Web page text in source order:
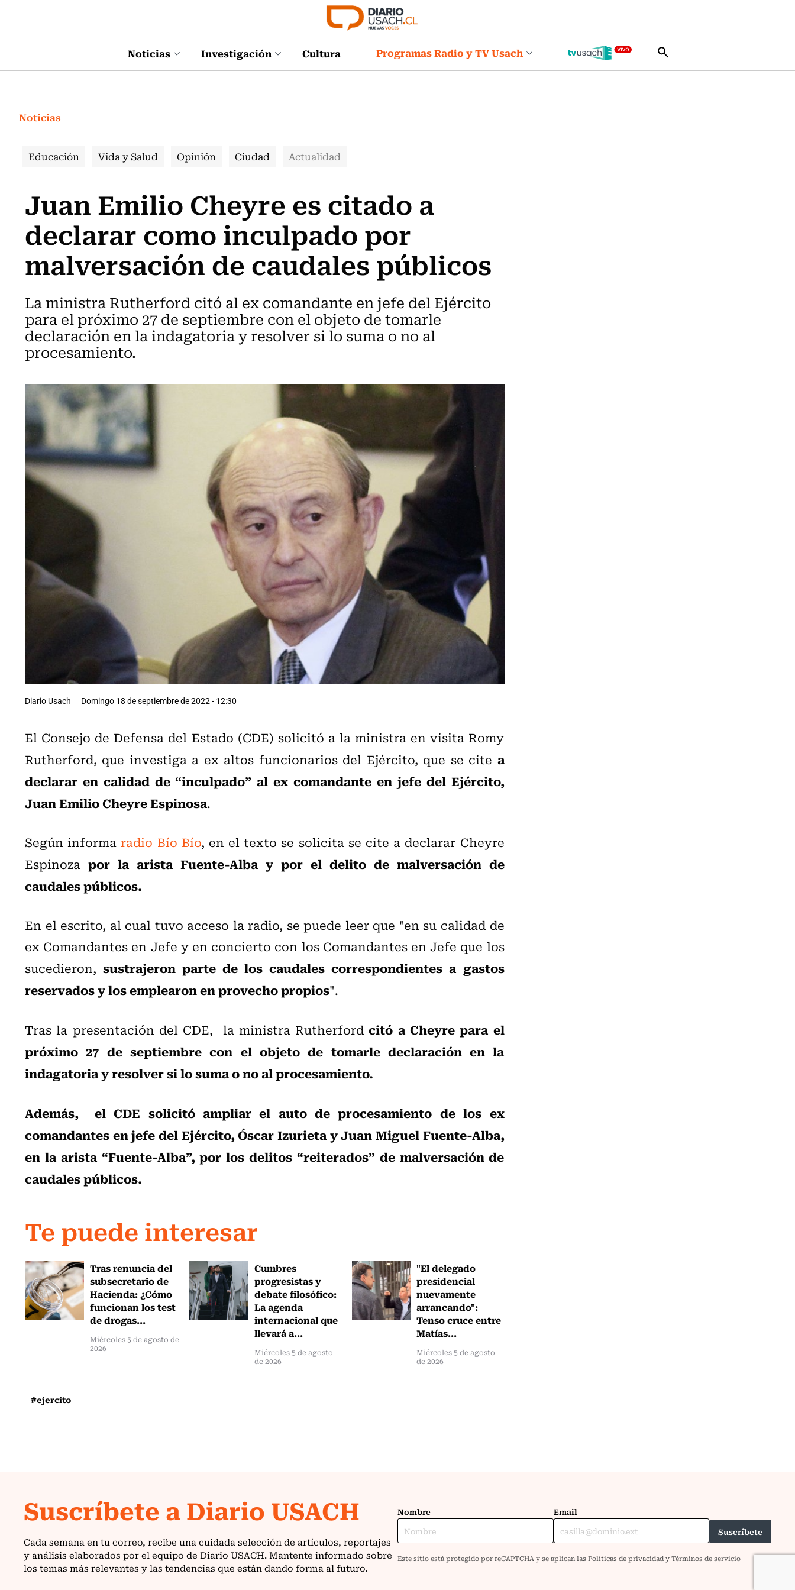
Noticias Investigación Cultura Programas Radio y TV Usach
Noticias
Educación Vida y Salud Opinión Ciudad Actualidad
Juan Emilio Cheyre es citado a
declarar como inculpado por
malversación de caudales públicos
La ministra Rutherford citó al ex comandante en jefe del Ejército
para el próximo 27 de septiembre con el objeto de tomarle
declaración en la indagatoria y resolver si lo suma o no al
procesamiento.
Diario Usach Domingo 18 de septiembre de 2022 - 12:30
El Consejo de Defensa del Estado (CDE) solicitó a la ministra en visita Romy
Rutherford, que investiga a ex altos funcionarios del Ejército, que se cite a
declarar en calidad de “inculpado” al ex comandante en jefe del Ejército,
Juan Emilio Cheyre Espinosa.
Según informaradio Bío Bío, en el texto se solicita se cite a declarar Cheyre
Espinoza por la arista Fuente-Alba y por el delito de malversación de
caudales públicos.
En el escrito, al cual tuvo acceso la radio, se puede leer que "en su calidad de
ex Comandantes en Jefe y en concierto con los Comandantes en Jefe que los
sucedieron,sustrajeron parte de los caudales correspondientes a gastos
reservados y los emplearon en provecho propios".
Tras la presentación del CDE, la ministra Rutherfordcitó a Cheyre para el
próximo 27 de septiembre con el objeto de tomarle declaración en la
indagatoria y resolver si lo suma o no al procesamiento.
Además, el CDE solicitó ampliar el auto de procesamiento de los ex
comandantes en jefe del Ejército, Óscar Izurieta y Juan Miguel Fuente-Alba,
en la arista “Fuente-Alba”, por los delitos “reiterados” de malversación de
caudales públicos.
Te puede interesar
Tras renuncia del
subsecretario de
Hacienda: ¿Cómo
funcionan los test
de drogas...
Miércoles 5 de agosto de
2026
Cumbres
progresistas y
debate filosófico:
La agenda
internacional que
llevará a...
Miércoles 5 de agosto
de 2026
"El delegado
presidencial
nuevamente
arrancando":
Tenso cruce entre
Matías...
Miércoles 5 de agosto
de 2026
#ejercito